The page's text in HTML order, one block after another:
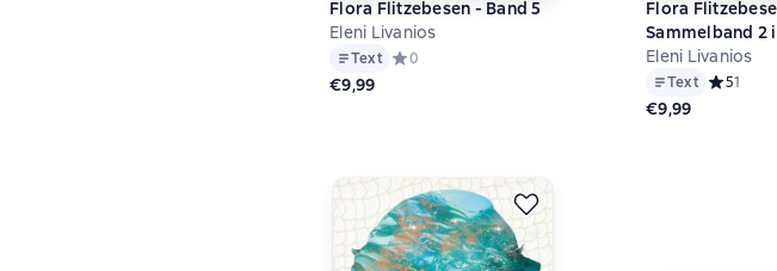
Flora Flitzebesen - Band 5
Eleni Livanios
Text Средний рейтинг 0 на основе 0 оценок
0
€9,99
Flora
Sammelband 2
Eleni Livanios
Text Средний
51
€9,99